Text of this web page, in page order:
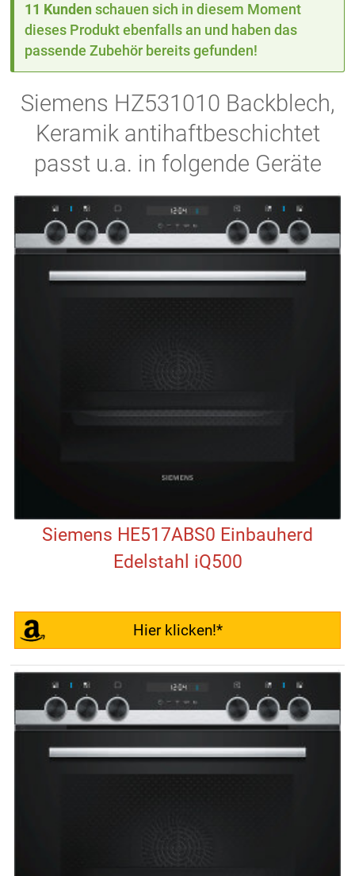
11 Kunden schauen sich in diesem Moment
dieses Produkt ebenfalls an und haben das
passende Zubehör bereits gefunden!
Siemens HZ531010 Backblech,
Keramik antihaftbeschichtet
passt u.a. in folgende Geräte
Siemens HE517ABS0 Einbauherd
Edelstahl iQ500
Hier klicken!*